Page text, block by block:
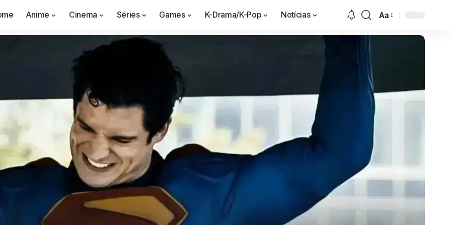
Anime Cinema Séries Games K-Drama/K-Pop Notícias Aa